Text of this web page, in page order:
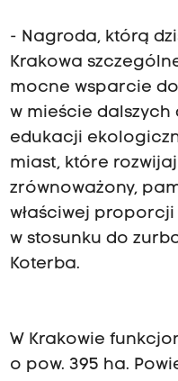
- Nagroda, którą
Krakowa
mocne wsparcie
w mieście dalszych
edukacji
miast, które
zrównoważony,
właściwej
w stosunku do
Koterba.
W Krakowie
o pow. 395 ha.